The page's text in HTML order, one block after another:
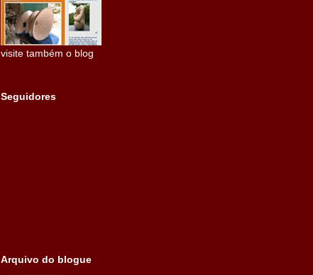
visite também o blog
Seguidores
Arquivo do blogue